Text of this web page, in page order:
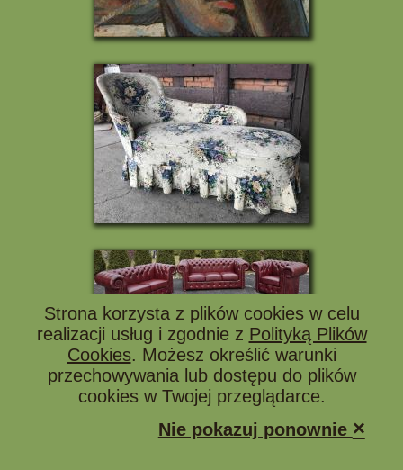
KOLUMNY
Strona korzysta z plików cookies w celu
realizacji usług i zgodnie z Polityką Plików
Cookies. Możesz określić warunki
przechowywania lub dostępu do plików
cookies w Twojej przeglądarce.
Nie pokazuj ponownie ×